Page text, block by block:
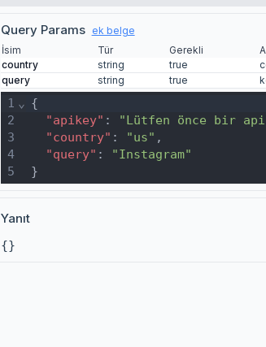
Query Params
ek belge
İsim
Tür Gerekli
country
string true
query
string true
1
2
3
4
5
⌄ {
"apikey" : "Lütfen önce bir
"country" : "us" ,
"query" :
"Instagram"
}
Yanıt
{}